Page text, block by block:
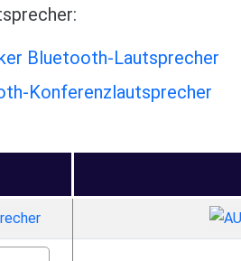
Bluetooth-Lautsprecher
Konferenzlautsprecher